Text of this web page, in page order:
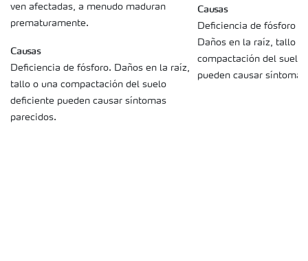
ven afectadas, a menudo maduran
prematuramente.
Causas
Deficiencia de fósforo. Daños en la raíz,
tallo o una compactación del suelo
deficiente pueden causar síntomas
parecidos.
Causas
Deficiencia de fósforo
Daños en la raíz, tallo o
compactación del suelo
pueden causar